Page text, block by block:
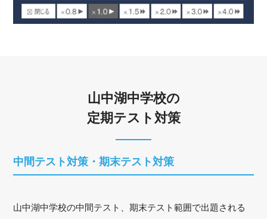
山中湖中学校の
定期テスト対策
中間テスト対策・期末テスト対策
山中湖中学校の中間テスト、期末テスト範囲で出題される